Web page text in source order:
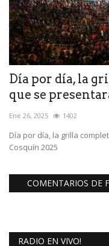
Día por día, la
que se
Ene 26, 2025 1402
Día por día, la grilla
Cosquín 2025
COMENTARIOS DE
RADIO EN VIVO!